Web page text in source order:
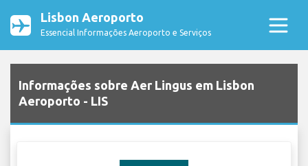
Lisbon Aeroporto
Essencial Informações Aeroporto e Serviços
Informações sobre Aer Lingus em Lisbon
Aeroporto - LIS